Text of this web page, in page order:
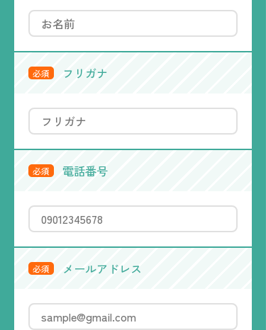
必須 フリガナ
必須 電話番号
必須 メールアドレス